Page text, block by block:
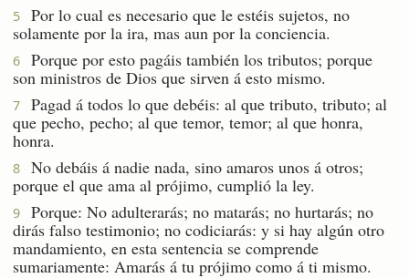
5
Por lo cual es necesario que le estéis sujetos, no
solamente por la ira, mas aun por la conciencia.
6
Porque por esto pagáis también los tributos; porque
son ministros de Dios que sirven á esto mismo.
7
Pagad á todos lo que debéis: al que tributo, tributo; al
que pecho, pecho; al que temor, temor; al que honra,
honra.
8
No debáis á nadie nada, sino amaros unos á otros;
porque el que ama al prójimo, cumplió la ley.
9
Porque: No adulterarás; no matarás; no hurtarás; no
dirás falso testimonio; no codiciarás: y si hay algún otro
mandamiento, en esta sentencia se comprende
sumariamente: Amarás á tu prójimo como á ti mismo.